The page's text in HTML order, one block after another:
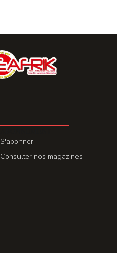
S'abonner
Consulter nos magazines